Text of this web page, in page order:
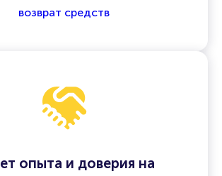
возврат средств
опыта и доверия на